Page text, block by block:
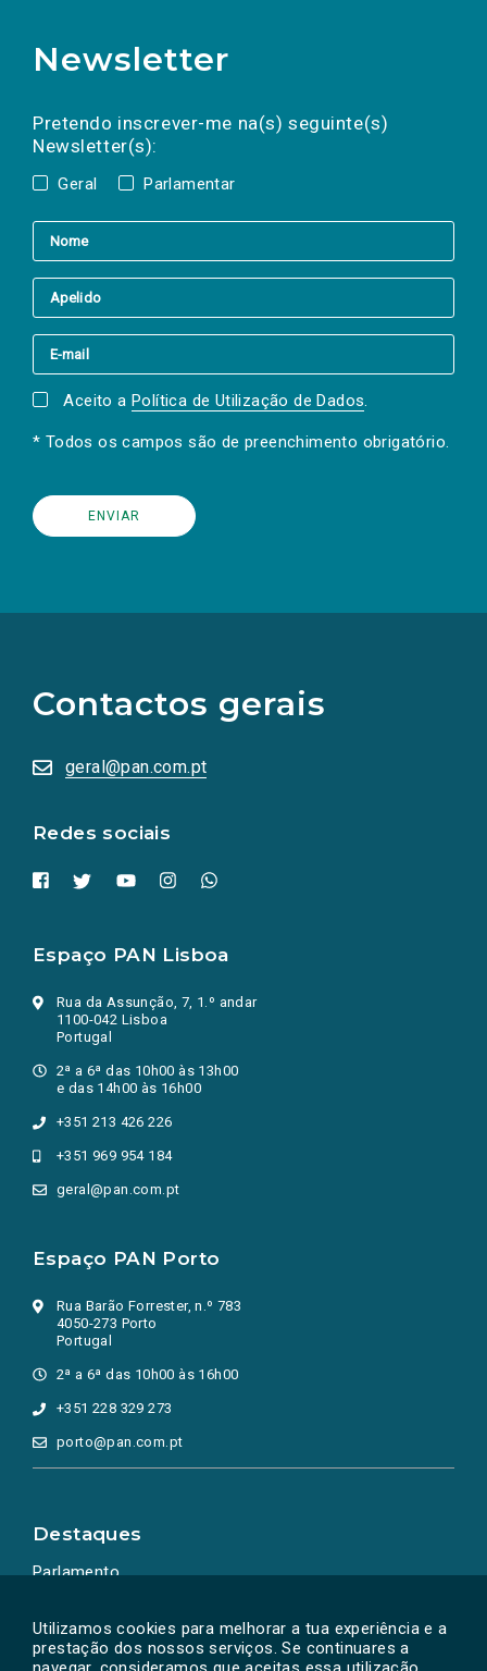
Utilizamos cookies para melhorar a tua experiência e a
prestação dos nossos serviços. Se continuares a
Newsletter
Pretendo inscrever-me na(s) seguinte(s)
Newsletter(s):
Geral Parlamentar
a(s) newsletter(s).
mail
Aceito a Política de Utilização de Dados.
* Todos os campos são de preenchimento obrigatório.
Contactos gerais
geral@pan.com.pt
Redes sociais
redes
sociais
numa
nova
Espaço PAN Lisboa
Rua da Assunção, 7, 1.º andar
1100-042 Lisboa
Portugal
2ª a 6ª das 10h00 às 13h00
e das 14h00 às 16h00
+351 213 426 226
+351 969 954 184
geral@pan.com.pt
Espaço PAN Porto
Rua Barão Forrester, n.º 783
4050-273 Porto
Portugal
2ª a 6ª das 10h00 às 16h00
+351 228 329 273
porto@pan.com.pt
Destaques
Parlamento